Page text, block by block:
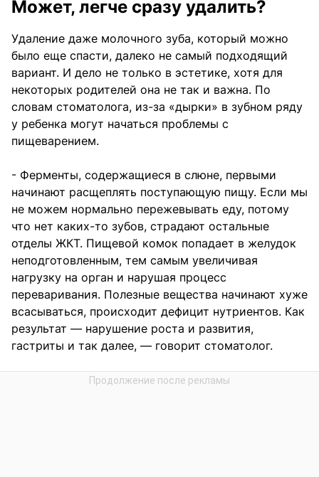
Может, легче сразу удалить?
Удаление даже молочного зуба, который можно
было еще спасти, далеко не самый подходящий
вариант. И дело не только в эстетике, хотя для
некоторых родителей она не так и важна. По
словам стоматолога, из-за «дырки» в зубном ряду
у ребенка могут начаться проблемы с
пищеварением.
- Ферменты, содержащиеся в слюне, первыми
начинают расщеплять поступающую пищу. Если мы
не можем нормально пережевывать еду, потому
что нет каких-то зубов, страдают остальные
отделы ЖКТ. Пищевой комок попадает в желудок
неподготовленным, тем самым увеличивая
нагрузку на орган и нарушая процесс
переваривания. Полезные вещества начинают хуже
всасываться, происходит дефицит нутриентов. Как
результат — нарушение роста и развития,
гастриты и так далее, — говорит стоматолог.